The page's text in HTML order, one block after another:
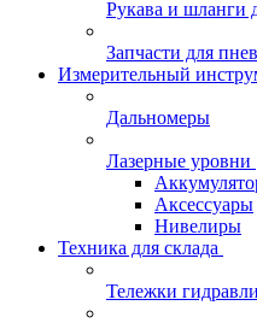
Рукава и шланги
Запчасти для
Измерительный
Дальномеры
Лазерные уровни
Аксессуары
Нивелиры
Техника для склада
Тележки